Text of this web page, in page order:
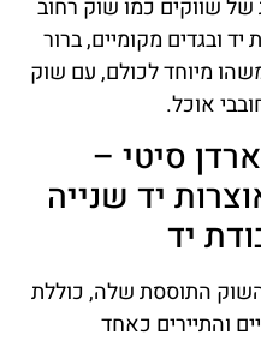
שווקים כמו שוק רחוב
ובגדים מקומיים, ברור
מיוחד לכולם, עם שוק
סיטי –
יד שנייה
יד
התוססת שלה, כוללת
והתיירים כאחד